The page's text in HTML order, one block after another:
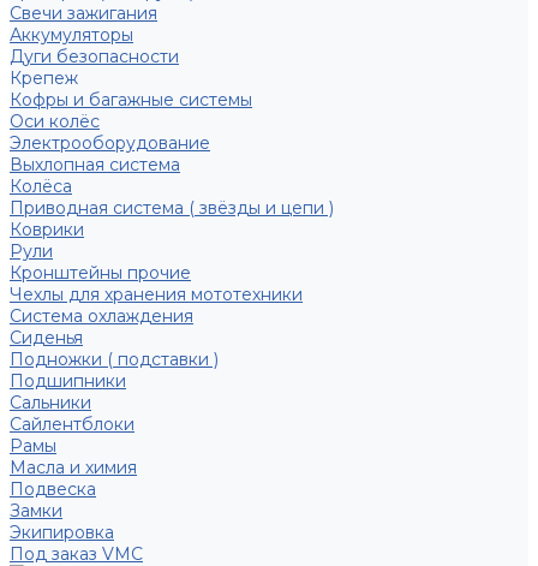
Свечи зажигания
Аккумуляторы
Дуги безопасности
Крепеж
Кофры и багажные системы
Оси колёс
Электрооборудование
Выхлопная система
Колёса
Приводная система ( звёзды и цепи )
Коврики
Рули
Кронштейны прочие
Чехлы для хранения мототехники
Система охлаждения
Сиденья
Подножки ( подставки )
Подшипники
Сальники
Сайлентблоки
Рамы
Масла и химия
Подвеска
Замки
Экипировка
Под заказ VMC